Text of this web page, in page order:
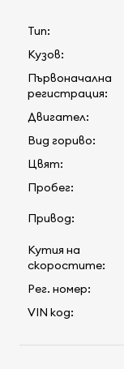
Тип:
Кузов:
Първоначална
регистрация:
Двигател:
Вид гориво:
Цвят:
Пробег:
Привод:
Кутия на
скоростите:
Рег. номер:
VIN код: